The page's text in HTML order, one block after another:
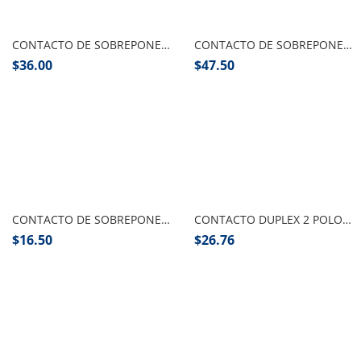
CONTACTO DE SOBREPONER DUPLEX VOLTECH
$36.00
CONTACTO DE SOBREPONER DUPLEX VOLTECH OVALADO
$47.50
CONTACTO DE SOBREPONER SENCILLO SIN TIERRA VOLTECH
$16.50
CONTACTO DUPLEX 2 POLOS 3 HILOS GRANEL VOLTECH
$26.76